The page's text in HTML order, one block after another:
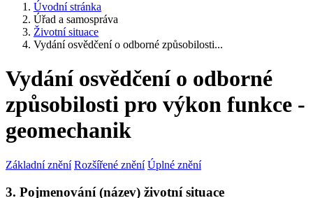
Úvodní stránka
Úřad a samospráva
Životní situace
Vydání osvědčení o odborné způsobilosti...
Vydání osvědčení o odborné
způsobilosti pro výkon funkce -
geomechanik
Základní znění Rozšířené znění Úplné znění
3. Pojmenování (název) životní situace